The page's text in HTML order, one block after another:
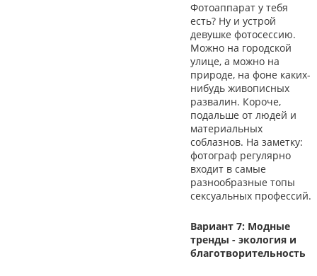
Фотоаппарат у тебя
есть? Ну и устрой
девушке фотосессию.
Можно на городской
улице, а можно на
природе, на фоне каких-
нибудь живописных
развалин. Короче,
подальше от людей и
материальных
соблазнов. На заметку:
фотограф регулярно
входит в самые
разнообразные топы
сексуальных профессий.
Вариант 7: Модные
тренды - экология и
благотворительность